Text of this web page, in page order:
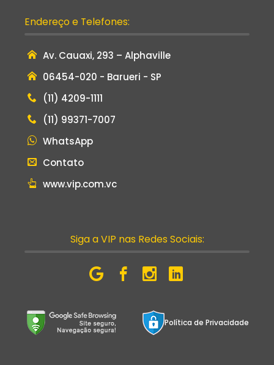
Endereço e Telefones:
Av. Cauaxi, 293 – Alphaville
06454-020 - Barueri - SP
(11) 4209-1111
(11) 99371-7007
WhatsApp
Contato
www.vip.com.vc
Siga a VIP nas Redes Sociais:
Política de Privacidade